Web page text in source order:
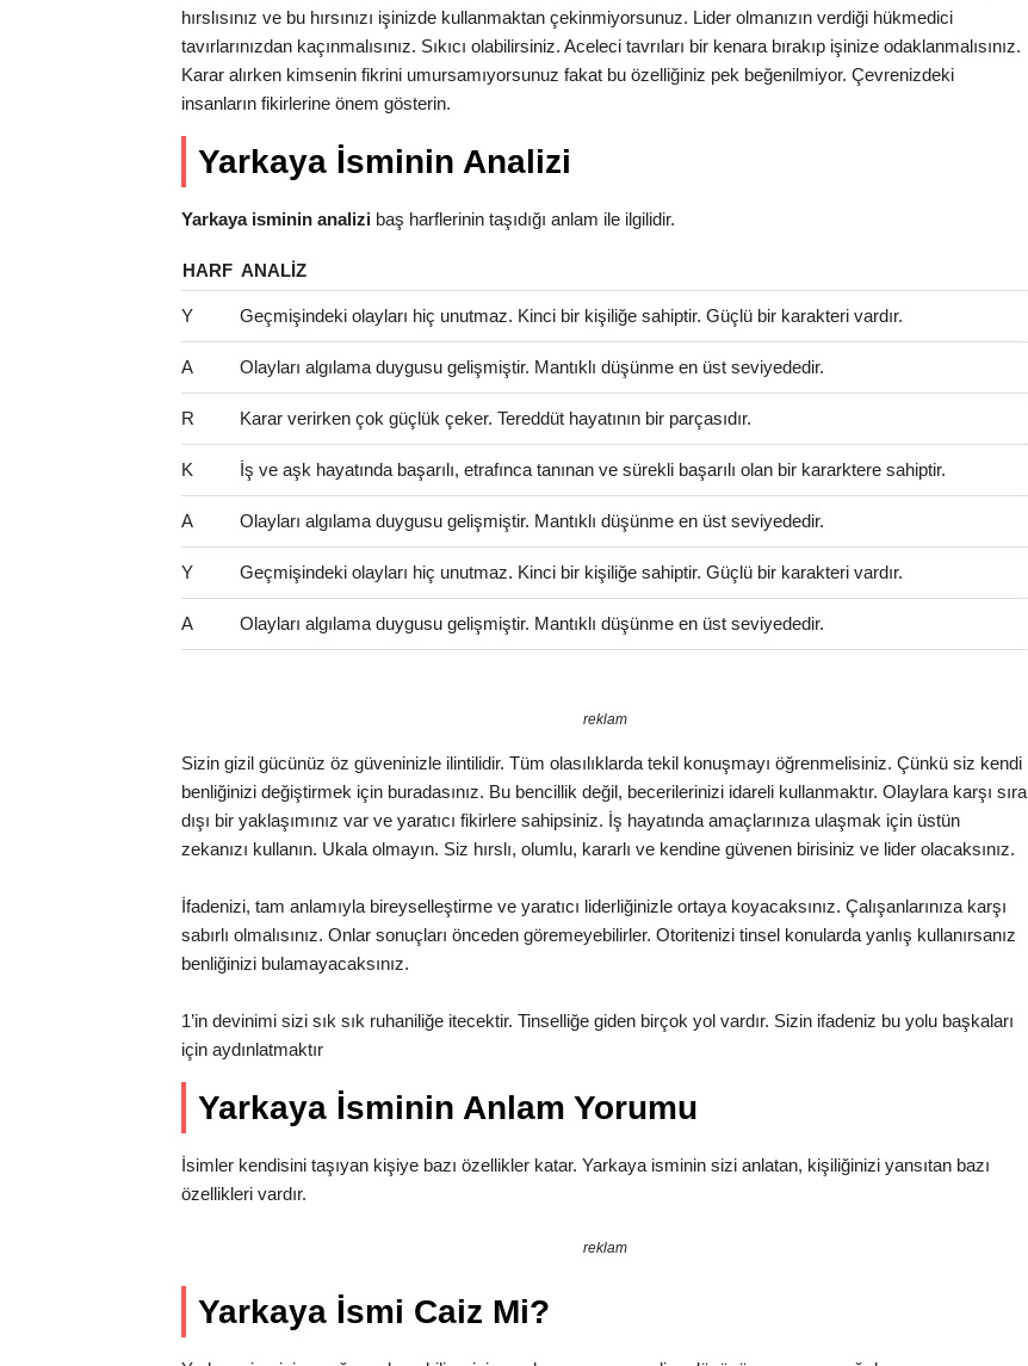
hırslısınız ve bu hırsınızı işinizde kullanmaktan çekinmiyorsunuz. Lider olmanızın verdiği hükmedici
tavırlarınızdan kaçınmalısınız. Sıkıcı olabilirsiniz. Aceleci tavrıları bir kenara bırakıp işinize odaklanmalısınız.
Karar alırken kimsenin fikrini umursamıyorsunuz fakat bu özelliğiniz pek beğenilmiyor. Çevrenizdeki
insanların fikirlerine önem gösterin.
Yarkaya İsminin Analizi
Yarkaya isminin analizi baş harflerinin taşıdığı anlam ile ilgilidir.
HARF ANALIZ
Y Geçmişindeki olayları hiç unutmaz. Kinci bir kişiliğe sahiptir. Güçlü bir karakteri vardır.
A Olayları algılama duygusu gelişmiştir. Mantıklı düşünme en üst seviyededir.
R Karar verirken çok güçlük çeker. Tereddüt hayatının bir parçasıdır.
K İş ve aşk hayatında başarılı, etrafınca tanınan ve sürekli başarılı olan bir kararktere sahiptir.
A Olayları algılama duygusu gelişmiştir. Mantıklı düşünme en üst seviyededir.
Y Geçmişindeki olayları hiç unutmaz. Kinci bir kişiliğe sahiptir. Güçlü bir karakteri vardır.
A Olayları algılama duygusu gelişmiştir. Mantıklı düşünme en üst seviyededir.
reklam
Sizin gizil gücünüz öz güveninizle ilintilidir. Tüm olasılıklarda tekil konuşmayı öğrenmelisiniz. Çünkü siz kendi
benliğinizi değiştirmek için buradasınız. Bu bencillik değil, becerilerinizi idareli kullanmaktır. Olaylara karşı sıra
dışı bir yaklaşımınız var ve yaratıcı fikirlere sahipsiniz. İş hayatında amaçlarınıza ulaşmak için üstün
zekanızı kullanın. Ukala olmayın. Siz hırslı, olumlu, kararlı ve kendine güvenen birisiniz ve lider olacaksınız.
İfadenizi, tam anlamıyla bireyselleştirme ve yaratıcı liderliğinizle ortaya koyacaksınız. Çalışanlarınıza karşı
sabırlı olmalısınız. Onlar sonuçları önceden göremeyebilirler. Otoritenizi tinsel konularda yanlış kullanırsanız
benliğinizi bulamayacaksınız.
1’in devinimi sizi sık sık ruhaniliğe itecektir. Tinselliğe giden birçok yol vardır. Sizin ifadeniz bu yolu başkaları
için aydınlatmaktır
Yarkaya İsminin Anlam Yorumu
İsimler kendisini taşıyan kişiye bazı özellikler katar. Yarkaya isminin sizi anlatan, kişiliğinizi yansıtan bazı
özellikleri vardır.
reklam
Yarkaya İsmi Caiz Mi?